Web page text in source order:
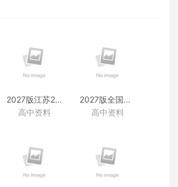
2027版江苏28套附赠资料
高中资料
2027版全国38套附赠资料
高中资料